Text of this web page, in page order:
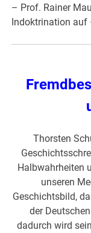
– Prof. Rainer
Indoktrination auf
Thorsten
Halbwahrheiten
unseren
Geschichtsbild,
der
dadurch wird